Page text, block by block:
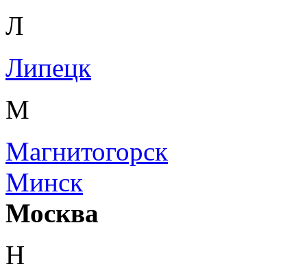
Л
Липецк
М
Магнитогорск
Минск
Москва
Н